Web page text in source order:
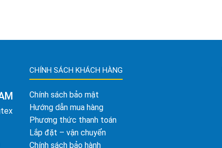
CHÍNH SÁCH KHÁCH HÀNG
Chính sách bảo mật
Hướng dẫn mua hàng
Phương thức thanh toán
Lắp đặt – vận chuyển
Chính sách bảo hành